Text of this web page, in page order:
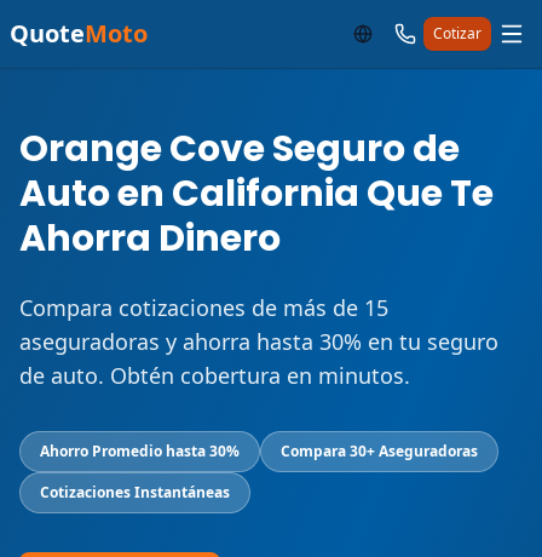
QuoteMoto Cotizar
Orange Cove Seguro de
Auto en California Que Te
Ahorra Dinero
Compara cotizaciones de más de 15
aseguradoras y ahorra hasta 30% en tu seguro
de auto. Obtén cobertura en minutos.
Ahorro Promedio hasta 30%
Compara 30+ Aseguradoras
Cotizaciones Instantáneas